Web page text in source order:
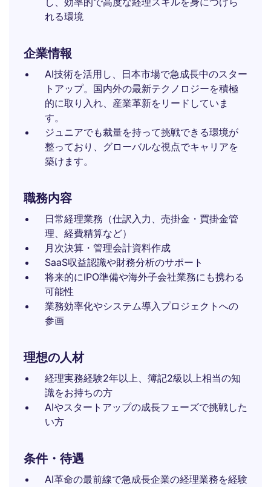
れる環境
企業情報
AI技術を活用し、日本市場で急成長中のスター
トアップ。国内外の最新テクノロジーを積極
的に取り入れ、産業革新をリードしていま
す。
ジュニアでも裁量を持って挑戦できる環境が
整っており、グローバルな視点でキャリアを
築けます。
職務内容
日常経理業務（仕訳入力、売掛金・買掛金管
理、経費精算など）
月次決算・管理会計資料作成
SaaS収益認識や財務分析のサポート
将来的にIPO準備や海外子会社業務にも携わる
可能性
業務効率化やシステム導入プロジェクトへの
参画
理想の人材
経理実務経験2年以上、簿記2級以上相当の知
識をお持ちの方
AIやスタートアップの成長フェーズで挑戦した
い方
条件・待遇
AI革命の最前線で急成長企業の経理業務を経験